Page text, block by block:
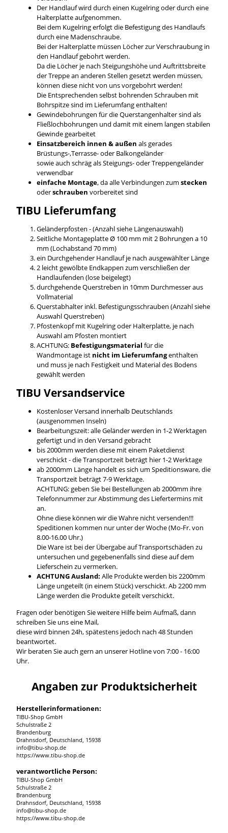
Der Handlauf wird durch einen Kugelring oder durch eine
Halterplatte aufgenommen.
Bei dem Kugelring erfolgt die Befestigung des Handlaufs
durch eine Madenschraube.
Bei der Halterplatte müssen Löcher zur Verschraubung in
den Handlauf gebohrt werden.
Da die Löcher je nach Steigungshöhe und Auftrittsbreite
der Treppe an anderen Stellen gesetzt werden müssen,
können diese nicht von uns vorgebohrt werden!
Die Entsprechenden selbst bohrenden Schrauben mit
Bohrspitze sind im Lieferumfang enthalten!
Gewindebohrungen für die Querstangenhalter sind als
Fließlochbohrungen und damit mit einem langen stabilen
Gewinde gearbeitet
Einsatzbereich innen & außen als gerades
Brüstungs-,Terrasse- oder Balkongeländer
sowie auch schräg als Steigungs- oder Treppengeländer
verwendbar
einfache Montage, da alle Verbindungen zum stecken
oderschrauben vorbereitet sind
TIBU Lieferumfang
Geländerpfosten - (Anzahl siehe Längenauswahl)
Seitliche Montageplatte Ø 100 mm mit 2 Bohrungen a 10
mm (Lochabstand 70 mm)
ein Durchgehender Handlauf je nach ausgewählter Länge
2 leicht gewölbte Endkappen zum verschließen der
Handlaufenden (lose beigelegt)
durchgehende Querstreben in 10mm Durchmesser aus
Vollmaterial
Querstabhalter inkl. Befestigungsschrauben (Anzahl siehe
Auswahl Querstreben)
Pfostenkopf mit Kugelring oder Halterplatte, je nach
Auswahl am Pfosten montiert
ACHTUNG:Befestigungsmaterial für die
Wandmontage ist nicht im Lieferumfangenthalten
und muss je nach Festigkeit und Material des Bodens
gewählt werden
TIBU Versandservice
Kostenloser Versand innerhalb Deutschlands
(ausgenommen Inseln)
Bearbeitungszeit: alle Geländer werden in 1-2 Werktagen
gefertigt und in den Versand gebracht
bis 2000mm werden diese mit einem Paketdienst
verschickt - die Transportzeit beträgt hier 1-2 Werktage
ab 2000mm Länge handelt es sich um Speditionsware, die
Transportzeit beträgt 7-9 Werktage.
ACHTUNG: geben Sie bei Bestellungen ab 2000mm ihre
Telefonnummer zur Abstimmung des Liefertermins mit
an.
Ohne diese können wir die Wahre nicht versenden!!!
Speditionen kommen nur unter der Woche (Mo-Fr. von
8.00-16.00 Uhr.)
Die Ware ist bei der Übergabe auf Transportschäden zu
untersuchen und gegebenenfalls sind diese auf dem
Lieferschein zu vermerken.
ACHTUNG Ausland: Alle Produkte werden bis 2200mm
Länge ungeteilt (in einem Stück) verschickt. Ab 2200 mm
Länge werden die Produkte geteilt verschickt.
Fragen oder benötigen Sie weitere Hilfe beim Aufmaß, dann
schreiben Sie uns eine Mail,
diese wird binnen 24h, spätestens jedoch nach 48 Stunden
beantwortet.
Wir beraten Sie auch gern an unserer Hotline von 7:00 - 16:00
Uhr.
Angaben zur Produktsicherheit
Herstellerinformationen:
TIBU-Shop GmbH
Schulstraße 2
Brandenburg
Drahnsdorf, Deutschland, 15938
info@tibu-shop.de
https://www.tibu-shop.de
verantwortliche Person:
TIBU-Shop GmbH
Schulstraße 2
Brandenburg
Drahnsdorf, Deutschland, 15938
info@tibu-shop.de
https://www.tibu-shop.de